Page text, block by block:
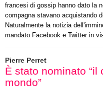
francesi di gossip hanno dato la
compagna stavano acquistando
Naturalmente la notizia
mandato Facebook e Twitter in
Pierre Perret
È stato nominato
mondo”